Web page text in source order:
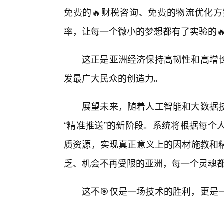
免费的🔥财税咨询、免费的物流优化
率，让每一个微小的梦想都有了实验的
这正是亚洲经济保持高韧性和高
发最广大民众的创造力。
展望未来，随着人工智能和大数
“精准推送”的新阶段。系统将根据每
质资源，实现真正意义上的因材施教
乏、机会不再受限的亚洲，每一个灵魂
这不🎯仅是一场技术的胜利，更是